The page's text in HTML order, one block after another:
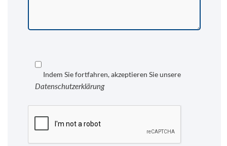
Indem Sie fortfahren, akzeptieren Sie unsere
Datenschutzerklärung